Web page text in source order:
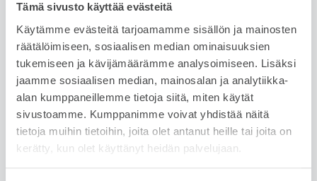
Tämä sivusto käyttää evästeitä
Käytämme evästeitä tarjoamamme sisällön ja mainosten
räätälöimiseen, sosiaalisen median ominaisuuksien
tukemiseen ja kävijämäärämme analysoimiseen. Lisäksi
jaamme sosiaalisen median, mainosalan ja analytiikka-
alan kumppaneillemme tietoja siitä, miten käytät
sivustoamme. Kumppanimme voivat yhdistää näitä
tietoja muihin tietoihin, joita olet antanut heille tai joita on
kerätty, kun olet käyttänyt heidän palvelujaan.
JESSE HARDÉN
Automyyjä
FIN, ENG
044 335 0035